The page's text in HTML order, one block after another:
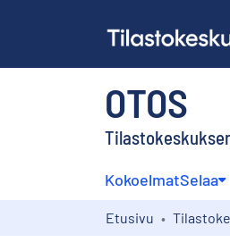
OTOS
KokoelmatSelaa
Etusivu